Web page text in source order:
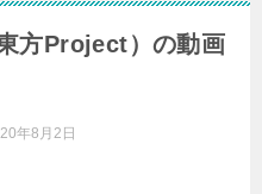
方Project）の動画
年8月2日